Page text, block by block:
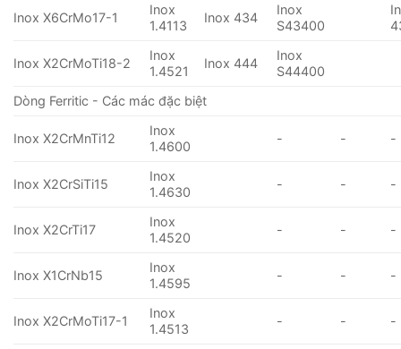
Inox X6CrMo17-1
Inox
1.4113
Inox 434
Inox
S43400
Inox X2CrMoTi18-2
Inox
1.4521
Inox 444
Inox
S44400
Dòng Ferritic - Các mác đặc biệt
Inox X2CrMnTi12
Inox
1.4600
- - -
Inox X2CrSiTi15
Inox
1.4630
- - -
Inox X2CrTi17
Inox
1.4520
- - -
Inox X1CrNb15
Inox
1.4595
- - -
Inox X2CrMoTi17-1
Inox
1.4513
- - -